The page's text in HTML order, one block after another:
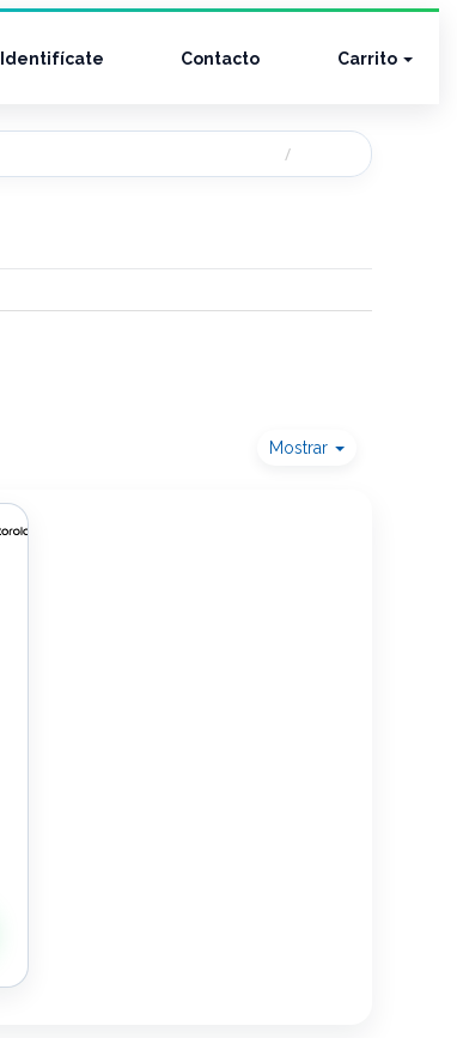
Identifícate Contacto Carrito
Mostrar